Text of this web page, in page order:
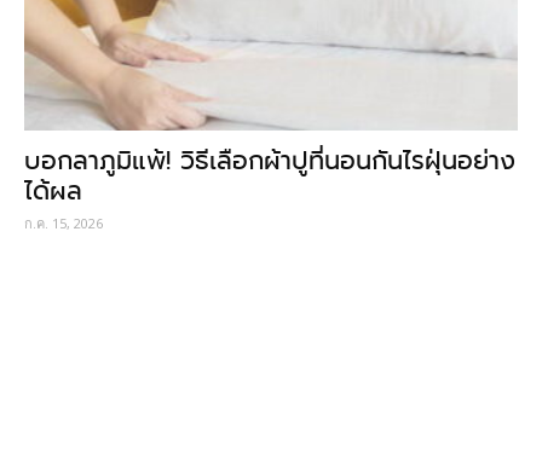
บอกลาภูมิแพ้! วิธีเลือกผ้าปูที่นอนกันไรฝุ่นอย่าง
ได้ผล
ก.ค. 15, 2026